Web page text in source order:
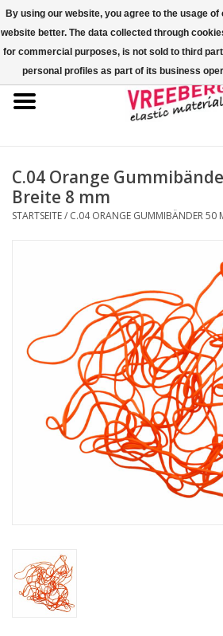
Startseite
Bunte Gummibänder
Gummispannseile
Kreuzgummibänder/X-Bands
Fastfix-Spannbänder
Geknotete Elastikschlaufe
Schwarze Gummibänder –
Sonderangebot!
C.04 Orange
Breite 8 mm
STARTSEITE/ C.04 ORANGE GUMMIBÄNDER 50
By using our website, you agree to the usage
website better. The data collected through
for commercial purposes, is not sold to third
personal profiles as part of its business